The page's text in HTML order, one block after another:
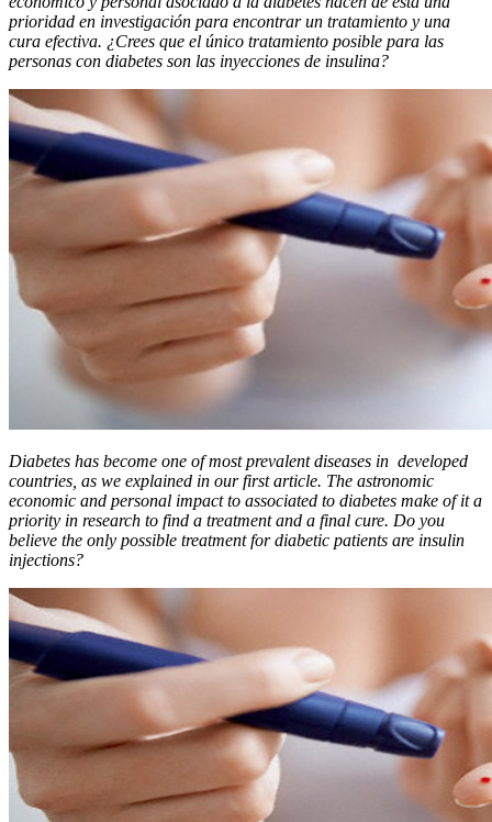
prioridad en investigación para encontrar un tratamiento y una
cura efectiva. ¿Crees que el único tratamiento posible para las
personas con diabetes son las inyecciones de insulina?
Diabetes has become one of most prevalent diseases in developed
countries, as we explained in our first article. The astronomic
economic and personal impact to associated to diabetes make of it a
priority in research to find a treatment and a final cure. Do you
believe the only possible treatment for diabetic patients are insulin
injections?